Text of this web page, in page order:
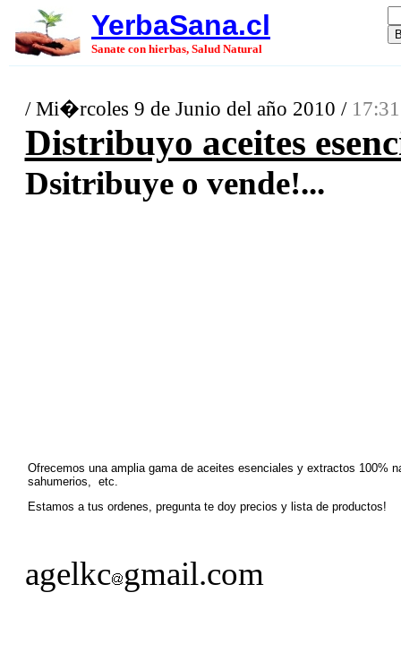
YerbaSana.cl
Sanate con hierbas, Salud Natural
/ Mi�rcoles 9 de Junio del año 2010 /
Distribuyo aceites
Dsitribuye o vende!...
Ofrecemos una amplia gama de aceites esenciales y extractos
sahumerios, etc.
Estamos a tus ordenes, pregunta te doy precios y lista de productos!
agelkc gmail.com